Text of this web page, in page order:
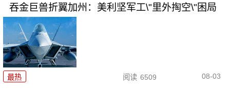
吞金巨兽折翼加州：美利坚军工\"里外掏空\"困局
最热 阅读 6509 08-03